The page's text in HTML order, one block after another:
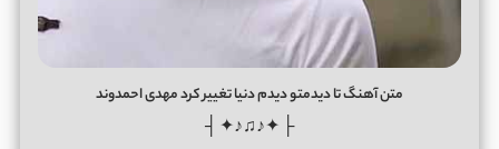
متن آهنگ تا دیدمتو دیدم دنیا تغییر کرد مهدی احمدوند
├ ✦♪♫♪✦ ┤